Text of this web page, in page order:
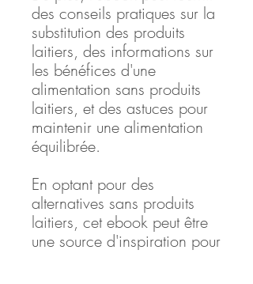
des conseils pratiques sur la
substitution des produits
laitiers, des informations sur
les bénéfices d'une
alimentation sans produits
laitiers, et des astuces pour
maintenir une alimentation
équilibrée.
En optant pour des
alternatives sans produits
laitiers, cet ebook peut être
une source d'inspiration pour